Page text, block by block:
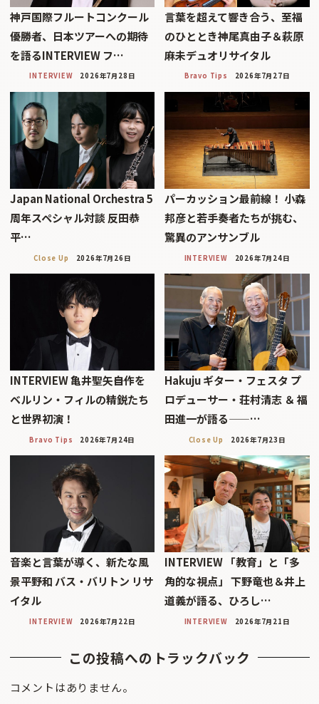
神戸国際フルートコンクール
優勝者、日本ツアーへの期待
を語るINTERVIEW フ…
INTERVIEW 2026年7月28日
言葉を超えて響き合う、至福
のひととき神尾真由子＆萩原
麻未デュオリサイタル
Bravo Tips 2026年7月27日
Japan National Orchestra 5
周年スペシャル対談 反田恭
平…
Close Up 2026年7月26日
パーカッション最前線！ 小森
邦彦と若手奏者たちが挑む、
驚異のアンサンブル
INTERVIEW 2026年7月24日
INTERVIEW 亀井聖矢――自作を
ベルリン・フィルの精鋭たち
と世界初演！
Bravo Tips 2026年7月24日
Hakuju ギター・フェスタ プ
ロデューサー・荘村清志 ＆ 福
田進一が語る——…
Close Up 2026年7月23日
音楽と言葉が導く、新たな風
景平野和 バス・バリトン リサ
イタル
INTERVIEW 2026年7月22日
INTERVIEW 「教育」と「多
角的な視点」 下野竜也＆井上
道義が語る、ひろし…
INTERVIEW 2026年7月21日
この投稿へのトラックバック
コメントはありません。